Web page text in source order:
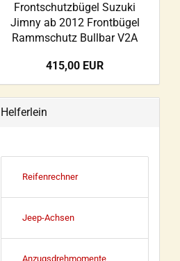
Frontschutzbügel Suzuki
Jimny ab 2012 Frontbügel
Rammschutz Bullbar V2A
415,00 EUR
Helferlein
Reifenrechner
Jeep-Achsen
Anzugsdrehmomente